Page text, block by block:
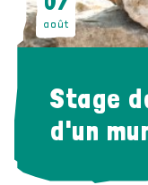
août
Stage
d'un